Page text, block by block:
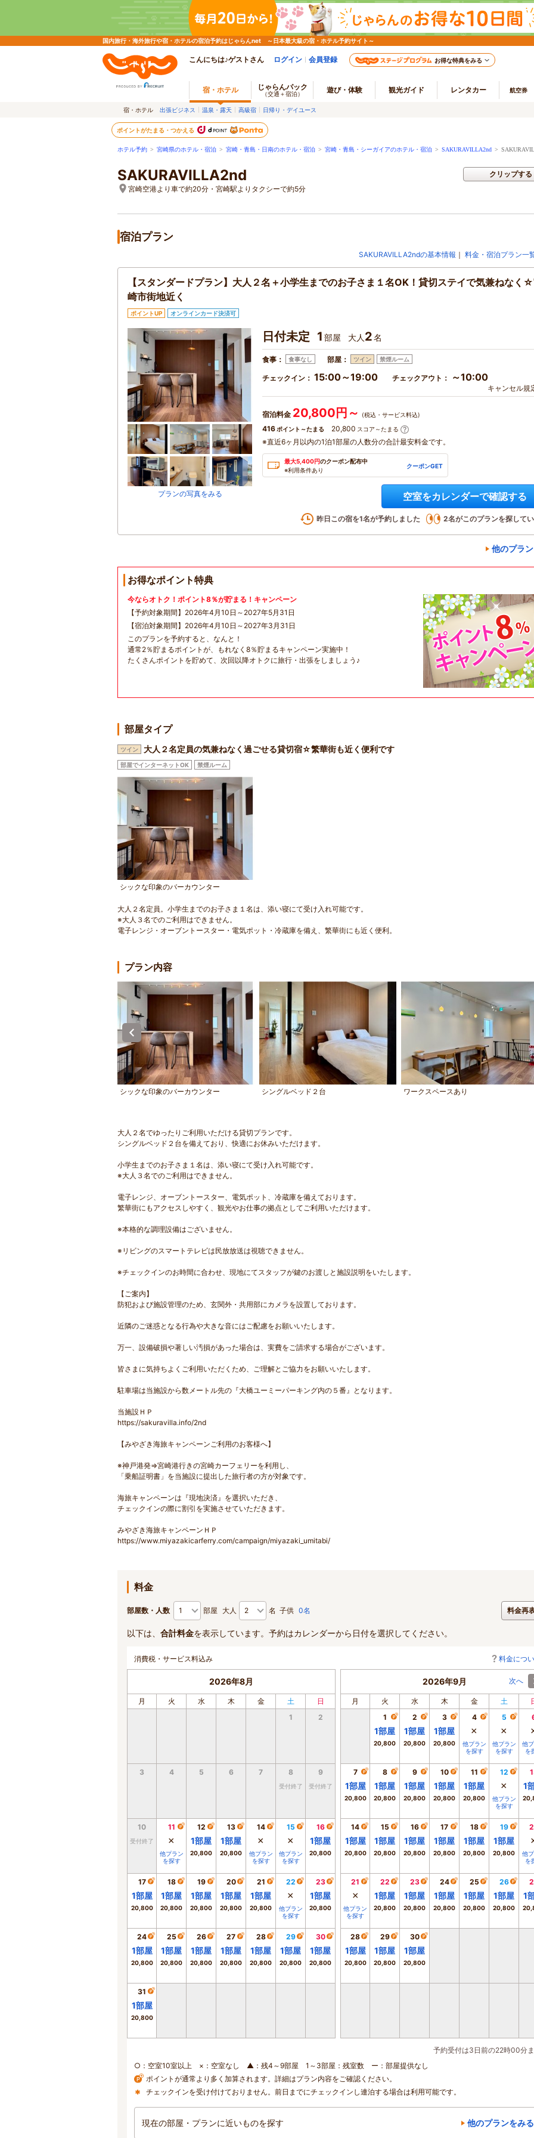
国内旅行・海外旅行や宿・ホテルの宿泊予約はじゃらんnet ～日本最大級の宿・ホテル予約サイト～
こんにちは♪ゲストさん ログイン 会員登録 お得な特典をみる
宿・ホテル じゃらんパック
（交通＋宿泊） 遊び・体験 観光ガイド レンタカー 航空券
宿・ホテル 出張ビジネス 温泉・露天 高級宿 日帰り・デイユース
ポイントがたまる・つかえる
ホテル予約 > 宮崎県のホテル・宿泊 > 宮崎・青島・日南のホテル・宿泊 > 宮崎・青島・シーガイアのホテル・宿泊 > SAKURAVILLA2nd >
SAKURAVILLA2nd
宮崎空港より車で約20分・宮崎駅よりタクシーで約5分
クリップする
宿泊プラン
SAKURAVILLA2ndの基本情報 ｜ 料金・宿泊プラン一
【スタンダードプラン】大人２名＋小学生までのお子さま１名OK！貸切ステイで気兼ねなく
崎市街地近く
ポイントUP オンラインカード決済可
プランの写真をみる
日付未定 1 部屋 大人 2名
食事： 食事なし 部屋： ツイン 禁煙ルーム
チェックイン： 15:00～19:00 チェックアウト： ～10:00
キャンセル規
宿泊料金 20,800円～ (税込・サービス料込)
416 ポイント～たまる 20,800 スコア～たまる
※直近6ヶ月以内の1泊1部屋の人数分の合計最安料金です。
最大5,400円のクーポン配布中
※利用条件あり
クーポンGET
空室をカレンダーで確認する
昨日この宿を1名が予約しました 2名がこのプランを探して
他のプラ
お得なポイント特典
今ならオトク！ポイント8％が貯まる！キャンペーン
【予約対象期間】2026年4月10日～2027年5月31日
【宿泊対象期間】2026年4月10日～2027年3月31日
このプランを予約すると、なんと！
通常2％貯まるポイントが、もれなく8％貯まるキャンペーン実施中！
たくさんポイントを貯めて、次回以降オトクに旅行・出張をしましょう♪
部屋タイプ
ツイン 大人２名定員の気兼ねなく過ごせる貸切宿☆繁華街も近く便利です
部屋でインターネットOK 禁煙ルーム
シックな印象のバーカウンター
大人２名定員。小学生までのお子さま１名は、添い寝にて受け入れ可能です。
※大人３名でのご利用はできません。
電子レンジ・オーブントースター・電気ポット・冷蔵庫を備え、繁華街にも近く便利。
プラン内容
シックな印象のバーカウンター シングルベッド２台 ワークスペースあり
大人２名でゆったりご利用いただける貸切プランです。
シングルベッド２台を備えており、快適にお休みいただけます。
小学生までのお子さま１名は、添い寝にて受け入れ可能です。
※大人３名でのご利用はできません。
電子レンジ、オーブントースター、電気ポット、冷蔵庫を備えております。
繁華街にもアクセスしやすく、観光やお仕事の拠点としてご利用いただけます。
※本格的な調理設備はございません。
※リビングのスマートテレビは民放放送は視聴できません。
※チェックインのお時間に合わせ、現地にてスタッフが鍵のお渡しと施設説明をいたします。
【ご案内】
防犯および施設管理のため、玄関外・共用部にカメラを設置しております。
近隣のご迷惑となる行為や大きな音にはご配慮をお願いいたします。
万一、設備破損や著しい汚損があった場合は、実費をご請求する場合がございます。
皆さまに気持ちよくご利用いただくため、ご理解とご協力をお願いいたします。
駐車場は当施設から数メートル先の『大橋ユーミーパーキング内の５番』となります。
当施設ＨＰ
https://sakuravilla.info/2nd
【みやざき海旅キャンペーンご利用のお客様へ】
※神戸港発⇒宮崎港行きの宮崎カーフェリーを利用し、
「乗船証明書」を当施設に提出した旅行者の方が対象です。
海旅キャンペーンは『現地決済』を選択いただき、
チェックインの際に割引を実施させていただきます。
みやざき海旅キャンペーンＨＰ
https://www.miyazakicarferry.com/campaign/miyazaki_umitabi/
料金
部屋数・人数 部屋 大人 名 子供 0名 料金再
以下は、 合計料金を表示しています。予約はカレンダーから日付を選択してください。
消費税・サービス料込み 料金につ
2026年8月
月 火 水 木 金 土
日
1
2
3 4 5 6 7 8
受付終了
9
受付終了
10
受付終了
11
×
他プラン
を探す
12
1部屋
20,800
13
1部屋
20,800
14
×
他プラン
を探す
15
×
他プラン
を探す
16
1部屋
20,800
17
1部屋
20,800
18
1部屋
20,800
19
1部屋
20,800
20
1部屋
20,800
21
1部屋
20,800
22
×
他プラン
を探す
23
1部屋
20,800
24
1部屋
20,800
25
1部屋
20,800
26
1部屋
20,800
27
1部屋
20,800
28
1部屋
20,800
29
1部屋
20,800
30
1部屋
20,800
31
1部屋
20,800
2026年9月 次へ
月 火 水 木 金 土
1
1部屋
20,800
2
1部屋
20,800
3
1部屋
20,800
4
×
他プラン
を探す
5
×
他プラン
を探す
他
を
7
1部屋
20,800
8
1部屋
20,800
9
1部屋
20,800
10
1部屋
20,800
11
1部屋
20,800
12
×
他プラン
を探す
1
14
1部屋
20,800
15
1部屋
20,800
16
1部屋
20,800
17
1部屋
20,800
18
1部屋
20,800
19
1部屋
20,800
他
を
21
×
他プラン
を探す
22
1部屋
20,800
23
1部屋
20,800
24
1部屋
20,800
25
1部屋
20,800
26
1部屋
20,800
1
28
1部屋
20,800
29
1部屋
20,800
30
1部屋
20,800
予約受付は3日前の22時00分
○：空室10室以上 ×：空室なし ▲：残4～9部屋 1～3部屋：残室数 ー：部屋提供なし
ポイントが通常より多く加算されます。詳細はプラン内容をご確認ください。
チェックインを受け付けておりません。前日までにチェックインし連泊する場合は利用可能です。
現在の部屋・プランに近いものを探す 他のプランをみる